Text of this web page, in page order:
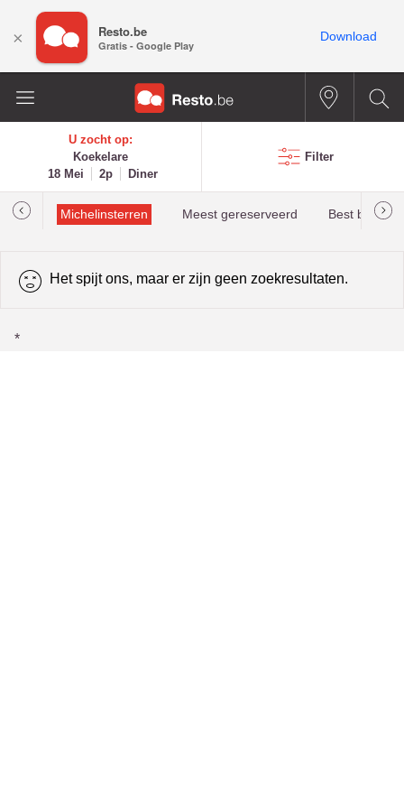
U zocht op:
Koekelare
18 Mei
2p Diner
Filter
Michelinsterren Meest gereserveerd Best
Het spijt ons, maar er zijn geen zoekresultaten.
*
× Resto.be
Gratis - Google Play
Download